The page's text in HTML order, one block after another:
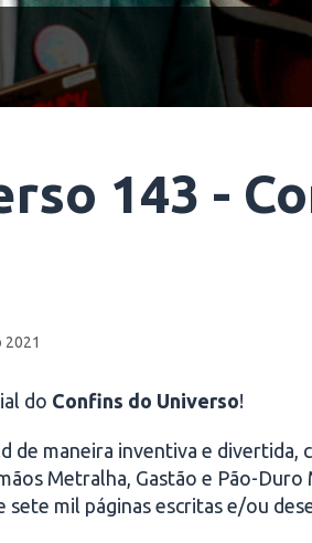
143 -
2021
do Confins do Universo!
de maneira inventiva e
Metralha, Gastão e Pão-
mil páginas escritas e/ou